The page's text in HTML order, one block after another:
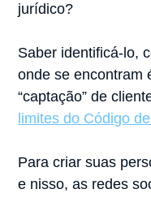
jurídico?⠀
Saber identificá-lo,
onde se encontram
“captação” de
limites do Código
Para criar suas
e nisso, as redes